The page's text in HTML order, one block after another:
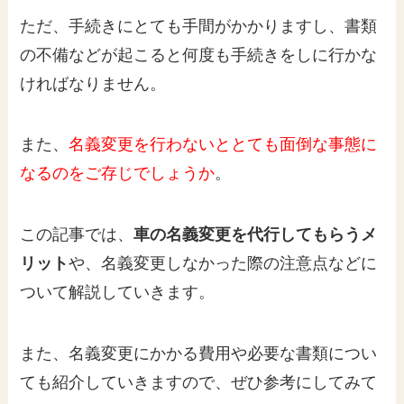
ただ、手続きにとても手間がかかりますし、書類
の不備などが起こると何度も手続きをしに行かな
ければなりません。
また、名義変更を行わないととても面倒な事態に
なるのをご存じでしょうか。
この記事では、車の名義変更を代行してもらうメ
リットや、名義変更しなかった際の注意点などに
ついて解説していきます。
また、名義変更にかかる費用や必要な書類につい
ても紹介していきますので、ぜひ参考にしてみて